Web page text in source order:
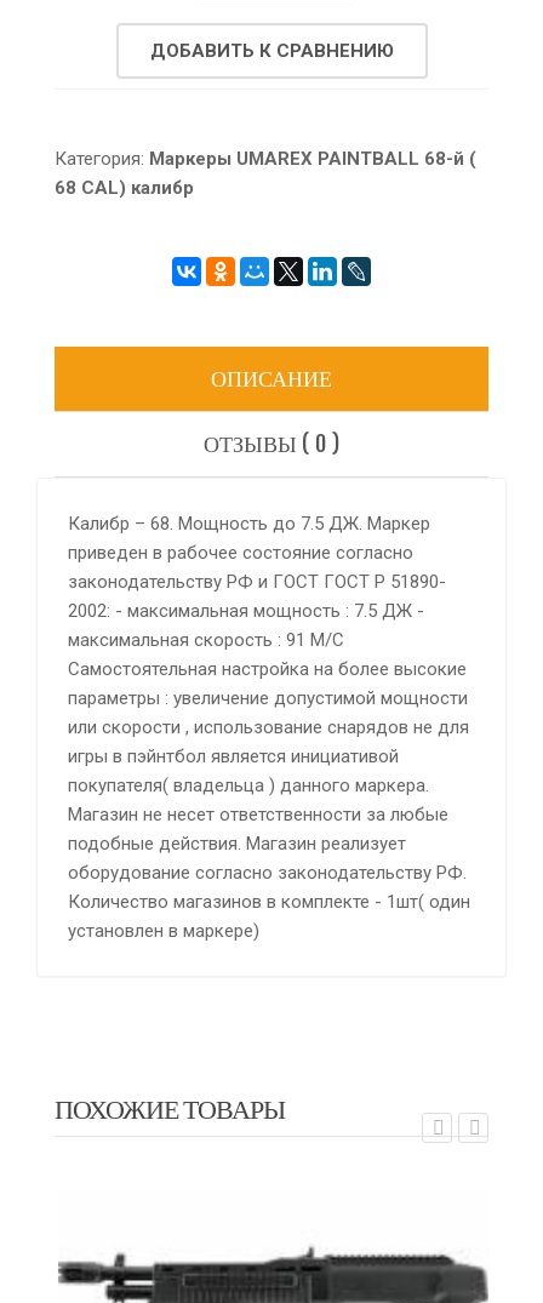
ДОБАВИТЬ К СРАВНЕНИЮ
Категория: Маркеры UMAREX PAINTBALL 68-й (
68 CAL) калибр
ОПИСАНИЕ
ОТЗЫВЫ ( 0 )
Калибр – 68. Мощность до 7.5 ДЖ. Маркер
приведен в рабочее состояние согласно
законодательству РФ и ГОСТ ГОСТ Р 51890-
2002: - максимальная мощность : 7.5 ДЖ -
максимальная скорость : 91 М/С
Самостоятельная настройка на более высокие
параметры : увеличение допустимой мощности
или скорости , использование снарядов не для
игры в пэйнтбол является инициативой
покупателя( владельца ) данного маркера.
Магазин не несет ответственности за любые
подобные действия. Магазин реализует
оборудование согласно законодательству РФ.
Количество магазинов в комплекте - 1шт( один
установлен в маркере)
ПОХОЖИЕ ТОВАРЫ